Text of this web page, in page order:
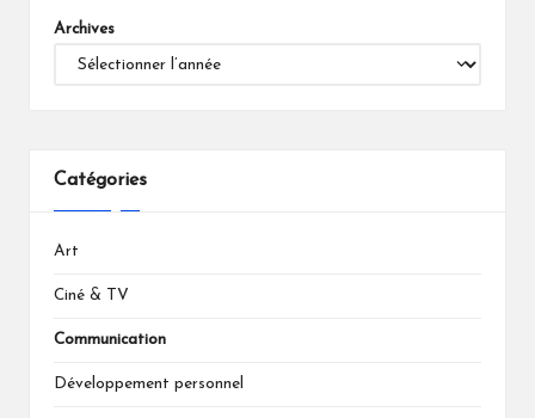
Archives
Catégories
Art
Ciné & TV
Communication
Développement personnel